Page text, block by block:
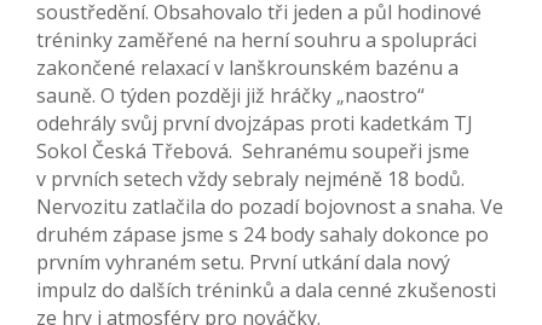
soustředění. Obsahovalo tři jeden a půl hodinové
tréninky zaměřené na herní souhru a spolupráci
zakončené relaxací v lanškrounském bazénu a
sauně. O týden později již hráčky „naostro“
odehrály svůj první dvojzápas proti kadetkám TJ
Sokol Česká Třebová. Sehranému soupeři jsme
v prvních setech vždy sebraly nejméně 18 bodů.
Nervozitu zatlačila do pozadí bojovnost a snaha. Ve
druhém zápase jsme s 24 body sahaly dokonce po
prvním vyhraném setu. První utkání dala nový
impulz do dalších tréninků a dala cenné zkušenosti
ze hry i atmosféry pro nováčky.